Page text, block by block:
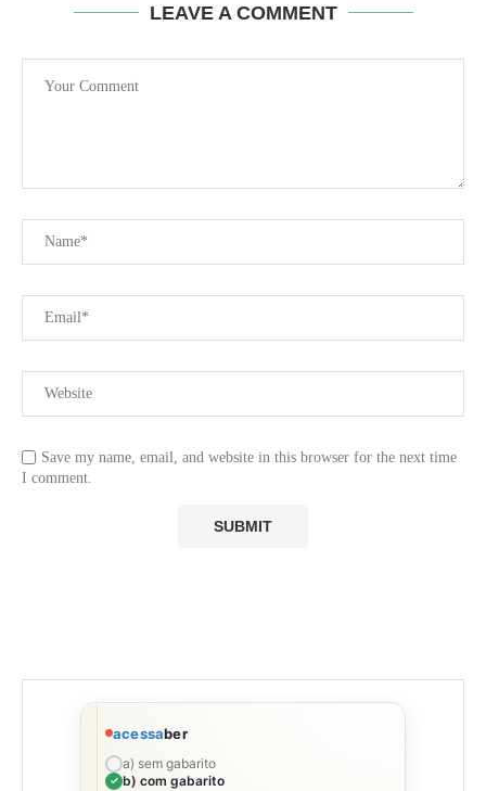
LEAVE A COMMENT
Save my name, email, and website in this browser for the next time
I comment.
acessaber
a) sem gabarito
b) com gabarito